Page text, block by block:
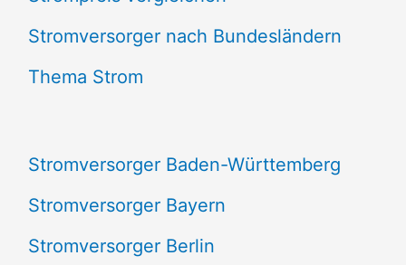
e
n
h
:
Stromversorger nach Bundesländern
Thema Strom
Stromversorger Baden-Württemberg
Stromversorger Bayern
Stromversorger Berlin